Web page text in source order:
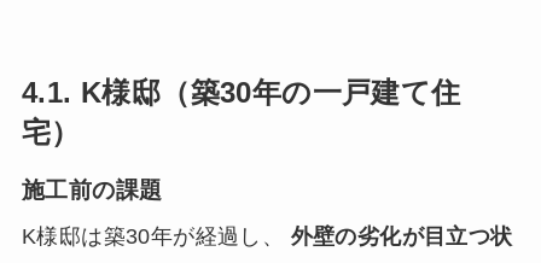
4.1. K様邸（築30年の一戸建て住
宅）
施工前の課題
K様邸は築30年が経過し、 外壁の劣化が目立つ状